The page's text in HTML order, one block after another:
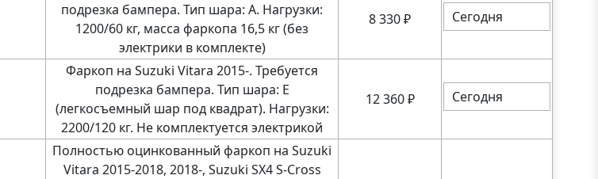
подрезка бампера. Тип шара: A. Нагрузки:
1200/60 кг, масса фаркопа 16,5 кг (без
электрики в комплекте)
8 330₽ Сегодня
Фаркоп на Suzuki Vitara 2015-. Требуется
подрезка бампера. Тип шара: E
(легкосъемный шар под квадрат). Нагрузки:
2200/120 кг. Не комплектуется электрикой
12 360₽ Сегодня
Полностью оцинкованный фаркоп на Suzuki
Vitara 2015-2018, 2018-, Suzuki SX4 S-Cross